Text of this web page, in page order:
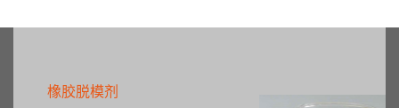
橡胶脱模剂